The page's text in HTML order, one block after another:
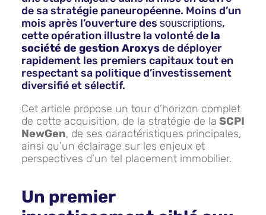
de sa stratégie paneuropéenne. Moins d’un
mois après l’ouverture des souscriptions,
cette opération illustre la volonté de la
société de gestion Aroxysde déployer
rapidement les premiers capitaux tout en
respectant sa politique d’investissement
diversifié et sélectif.
Cet article propose un tour d’horizon complet
de cette acquisition, de la stratégie de la SCPI
NewGen, de ses caractéristiques principales,
ainsi qu’un éclairage sur les enjeux et
perspectives d’un tel placement immobilier.
Un premier